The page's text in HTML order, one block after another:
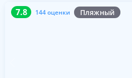
7.8 144 оценки Пляжный
7.8 144 оценки